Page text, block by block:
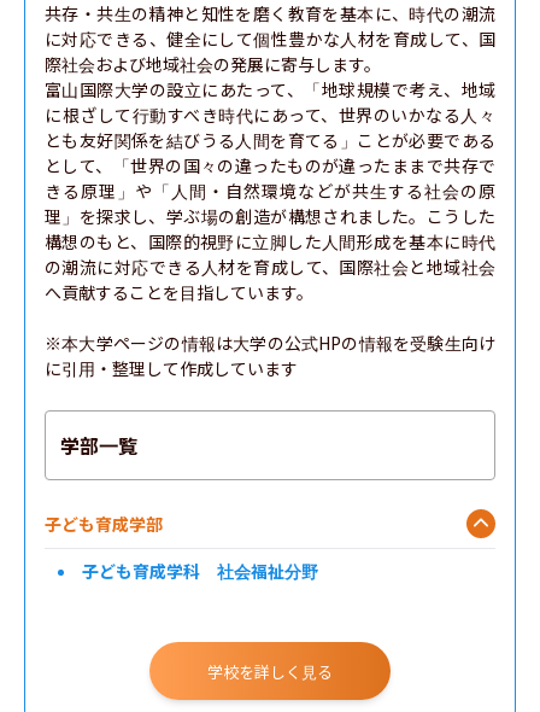
共存・共生の精神と知性を磨く教育を基本に、時代の潮流
に対応できる、健全にして個性豊かな人材を育成して、国
際社会および地域社会の発展に寄与します。
富山国際大学の設立にあたって、「地球規模で考え、地域
に根ざして行動すべき時代にあって、世界のいかなる人々
とも友好関係を結びうる人間を育てる」ことが必要である
として、「世界の国々の違ったものが違ったままで共存で
きる原理」や「人間・自然環境などが共生する社会の原
理」を探求し、学ぶ場の創造が構想されました。こうした
構想のもと、国際的視野に立脚した人間形成を基本に時代
の潮流に対応できる人材を育成して、国際社会と地域社会
へ貢献することを目指しています。
※本大学ページの情報は大学の公式HPの情報を受験生向け
に引用・整理して作成しています
学部一覧
子ども育成学部
子ども育成学科 社会福祉分野
学校を詳しく見る